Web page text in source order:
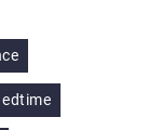
edtime